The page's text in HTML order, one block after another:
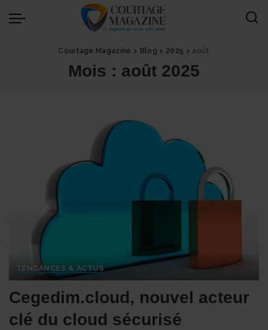
Courtage Magazine > Blog > 2025 > août
Mois : août 2025
TENDANCES & ACTUS
Cegedim.cloud, nouvel acteur
clé du cloud sécurisé